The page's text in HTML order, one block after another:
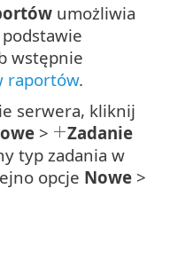
umożliwia
wstępnie
raportów.
serwera, kliknij
>
Zadanie
typ zadania w
opcje Nowe >